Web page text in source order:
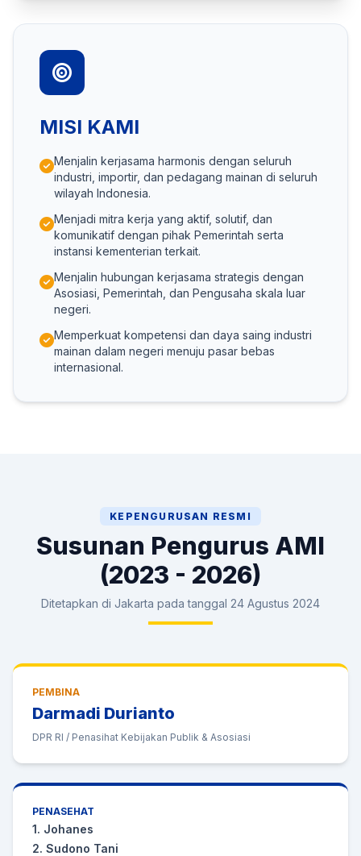
MISI KAMI
Menjalin kerjasama harmonis dengan seluruh
industri, importir, dan pedagang mainan di seluruh
wilayah Indonesia.
Menjadi mitra kerja yang aktif, solutif, dan
komunikatif dengan pihak Pemerintah serta
instansi kementerian terkait.
Menjalin hubungan kerjasama strategis dengan
Asosiasi, Pemerintah, dan Pengusaha skala luar
negeri.
Memperkuat kompetensi dan daya saing industri
mainan dalam negeri menuju pasar bebas
internasional.
KEPENGURUSAN RESMI
Susunan Pengurus AMI
(2023 - 2026)
Ditetapkan di Jakarta pada tanggal 24 Agustus 2024
PEMBINA
Darmadi Durianto
DPR RI / Penasihat Kebijakan Publik & Asosiasi
PENASEHAT
1. Johanes
2. Sudono Tani